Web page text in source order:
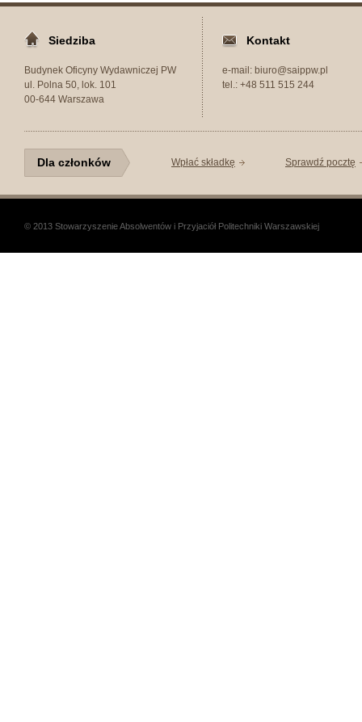
Siedziba
Budynek Oficyny Wydawniczej PW
ul. Polna 50, lok. 101
00-644 Warszawa
Kontakt
e-mail: biuro@saippw.pl
tel.: +48 511 515 244
Dla członków Wpłać składkę Sprawdź pocztę
© 2013 Stowarzyszenie Absolwentów i Przyjaciół Politechniki Warszawskiej